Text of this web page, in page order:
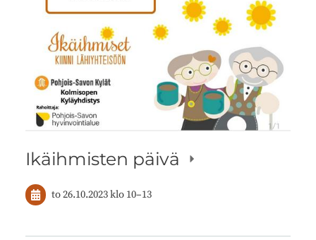
Ikäihmisten päivä
to 26.10.2023klo 10–13